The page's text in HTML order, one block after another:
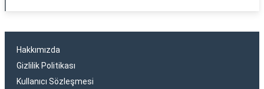
Hakkımızda
Gizlilik Politikası
Kullanıcı Sözleşmesi